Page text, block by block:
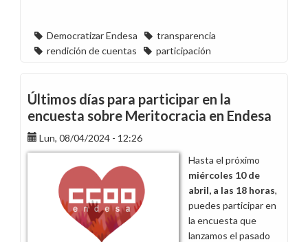
Democratizar Endesa
transparencia
rendición de cuentas
participación
Últimos días para participar en la
encuesta sobre Meritocracia en Endesa
Lun, 08/04/2024 - 12:26
Hasta el próximo
miércoles 10 de
abril, a las 18 horas,
puedes participar en
la encuesta que
lanzamos el pasado